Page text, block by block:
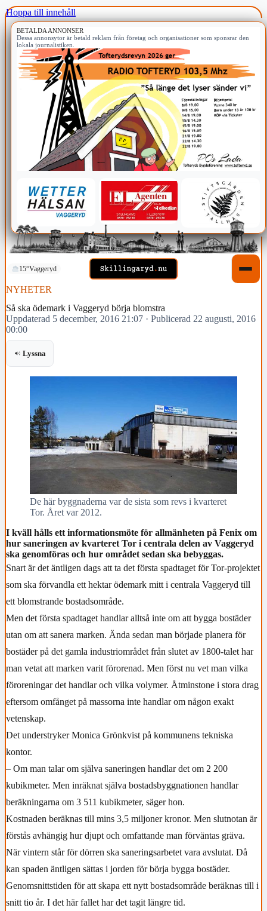
Hoppa till innehåll
BETALDA ANNONSER
Dessa annonsytor är betald reklam från företag och organisationer som sponsrar den
lokala journalistiken.
15°Vaggeryd
NYHETER
Så ska ödemark i Vaggeryd börja blomstra
Uppdaterad 5 december, 2016 21:07 · Publicerad 22 augusti, 2016
00:00
Lyssna
De här byggnaderna var de sista som revs i kvarteret
Tor. Året var 2012.
I kväll hålls ett informationsmöte för allmänheten på Fenix om
hur saneringen av kvarteret Tor i centrala delen av Vaggeryd
ska genomföras och hur området sedan ska bebyggas.
Snart är det äntligen dags att ta det första spadtaget för Tor-projektet
som ska förvandla ett hektar ödemark mitt i centrala Vaggeryd till
ett blomstrande bostadsområde.
Men det första spadtaget handlar alltså inte om att bygga bostäder
utan om att sanera marken. Ända sedan man började planera för
bostäder på det gamla industriområdet från slutet av 1800-talet har
man vetat att marken varit förorenad. Men först nu vet man vilka
föroreningar det handlar och vilka volymer. Åtminstone i stora drag
eftersom omfånget på massorna inte handlar om någon exakt
vetenskap.
Det understryker Monica Grönkvist på kommunens tekniska
kontor.
– Om man talar om själva saneringen handlar det om 2 200
kubikmeter. Men inräknat själva bostadsbyggnationen handlar
beräkningarna om 3 511 kubikmeter, säger hon.
Kostnaden beräknas till mins 3,5 miljoner kronor. Men slutnotan är
förstås avhängig hur djupt och omfattande man förväntas gräva.
När vintern står för dörren ska saneringsarbetet vara avslutat. Då
kan spaden äntligen sättas i jorden för börja bygga bostäder.
Genomsnittstiden för att skapa ett nytt bostadsområde beräknas till i
snitt tio år. I det här fallet har det tagit längre tid.